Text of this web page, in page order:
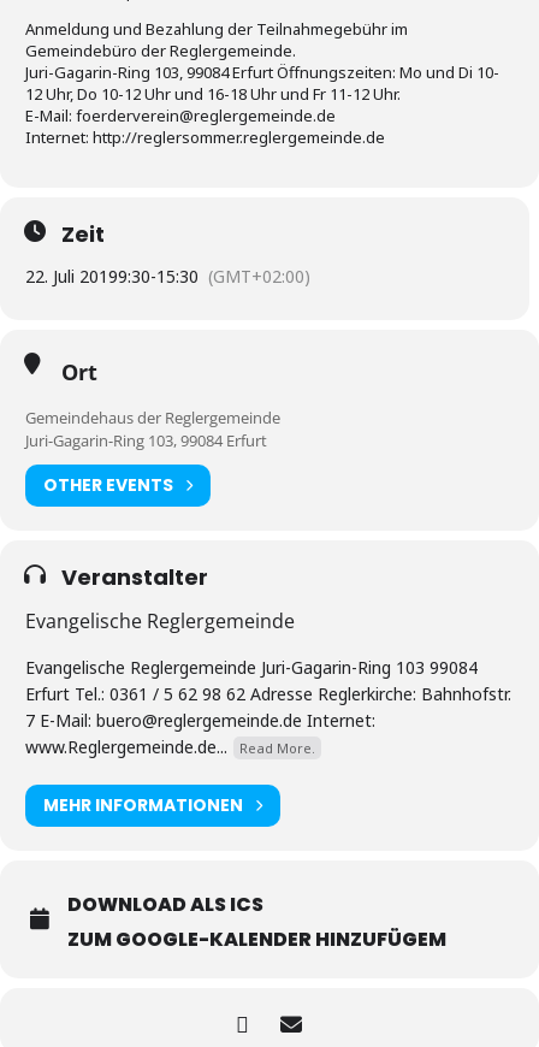
Anmeldung und Bezahlung der Teilnahmegebühr im
Gemeindebüro der Reglergemeinde.
Juri-Gagarin-Ring 103, 99084 Erfurt Öffnungszeiten: Mo und Di 10-
12 Uhr, Do 10-12 Uhr und 16-18 Uhr und Fr 11-12 Uhr.
E-Mail: foerderverein@reglergemeinde.de
Internet: http://reglersommer.reglergemeinde.de
Zeit
22. Juli 20199:30-15:30 (GMT+02:00)
Ort
Gemeindehaus der Reglergemeinde
Juri-Gagarin-Ring 103, 99084 Erfurt
OTHER EVENTS
Veranstalter
Evangelische Reglergemeinde
Evangelische Reglergemeinde Juri-Gagarin-Ring 103 99084
Erfurt Tel.: 0361 / 5 62 98 62 Adresse Reglerkirche: Bahnhofstr.
7 E-Mail: buero@reglergemeinde.de Internet:
www.Reglergemeinde.de...
Read More.
MEHR INFORMATIONEN
DOWNLOAD ALS ICS
ZUM GOOGLE-KALENDER HINZUFÜGEM